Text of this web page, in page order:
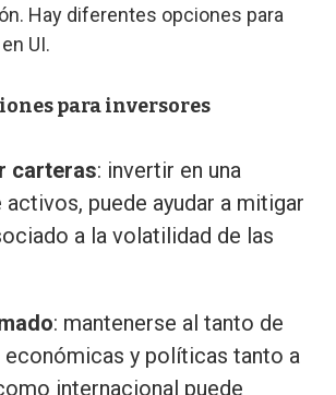
Hay diferentes opciones para
UI.
para inversores
carteras: invertir en una
activos, puede ayudar a mitigar
a la volatilidad de las
: mantenerse al tanto de
económicas y políticas tanto a
internacional puede